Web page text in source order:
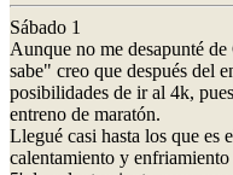
Sábado 1
Aunque no me desapunté
sabe" creo que después del
posibilidades de ir al 4k,
entreno de maratón.
Llegué casi hasta los que es
calentamiento y enfriamiento